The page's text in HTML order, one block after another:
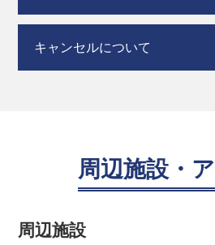
キャンセルについて
周辺施設・
周辺施設